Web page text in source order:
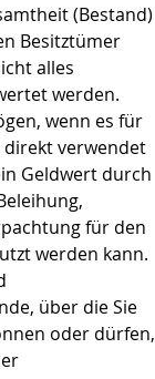
(Bestand)
Besitztümer
alles
werden.
wenn es für
verwendet
Geldwert durch
für den
werden kann.
über die Sie
oder dürfen,